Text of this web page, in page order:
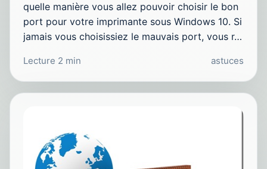
quelle manière vous allez pouvoir choisir le bon
port pour votre imprimante sous Windows 10. Si
jamais vous choisissiez le mauvais port, vous r…
Lecture 2 min astuces